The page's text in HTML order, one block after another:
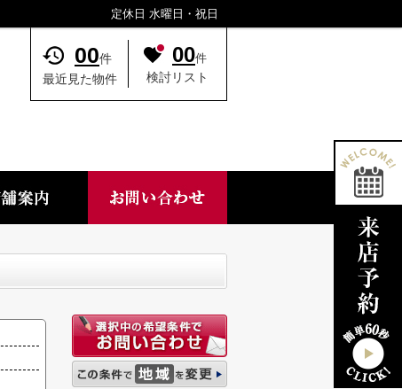
定休日 水曜日・祝日
00件
最近見た物件
00件
検討リスト